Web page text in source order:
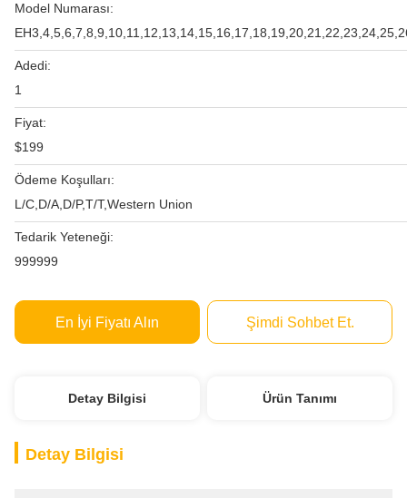
Model Numarası:
Adedi:
1
Fiyat:
$199
Ödeme Koşulları:
L/C,D/A,D/P,T/T,Western Union
Tedarik Yeteneği:
999999
En İyi Fiyatı Alın Şimdi Sohbet Et.
Detay Bilgisi Ürün Tanımı
Detay Bilgisi